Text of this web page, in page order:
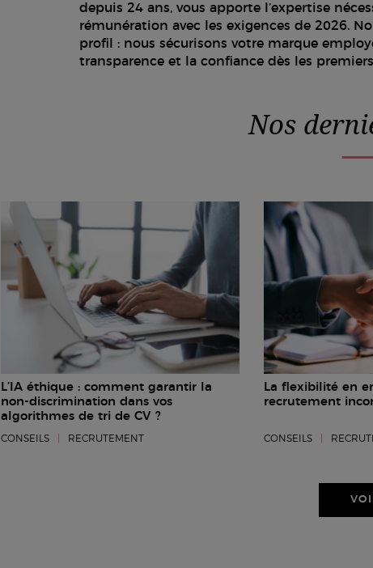
depuis 24 ans, vous apporte l’expertise
rémunération avec les exigences de 2026.
profil : nous sécurisons votre marque
transparence et la confiance dès les
Nos
L’IA éthique : comment garantir la
non-discrimination dans vos
algorithmes de tri de CV ?
CONSEILS RECRUTEMENT
La flexibilité en
recrutement
CONSEILS